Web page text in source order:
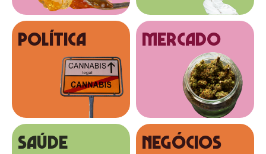
Política MERCADO
SAÚDE NEGÓCIOS